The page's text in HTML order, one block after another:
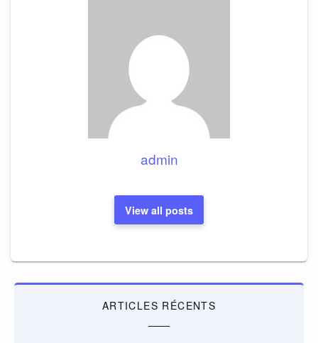
admin
View all posts
ARTICLES RÉCENTS